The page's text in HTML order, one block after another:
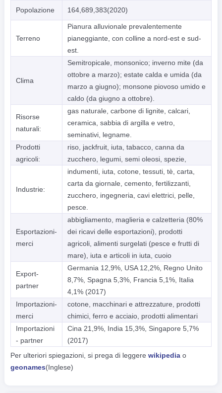
Popolazione 164,689,383(2020)
Terreno
Pianura alluvionale prevalentemente
pianeggiante, con colline a nord-est e sud-
est.
Clima
Semitropicale, monsonico; inverno mite (da
ottobre a marzo); estate calda e umida (da
marzo a giugno); monsone piovoso umido e
caldo (da giugno a ottobre).
Risorse
naturali:
gas naturale, carbone di lignite, calcari,
ceramica, sabbia di argilla e vetro,
seminativi, legname.
Prodotti
agricoli:
riso, jackfruit, iuta, tabacco, canna da
zucchero, legumi, semi oleosi, spezie,
Industrie:
indumenti, iuta, cotone, tessuti, tè, carta,
carta da giornale, cemento, fertilizzanti,
zucchero, ingegneria, cavi elettrici, pelle,
pesce.
Esportazioni-
merci
abbigliamento, maglieria e calzetteria (80%
dei ricavi delle esportazioni), prodotti
agricoli, alimenti surgelati (pesce e frutti di
mare), iuta e articoli in iuta, cuoio
Export-
partner
Germania 12,9%, USA 12,2%, Regno Unito
8,7%, Spagna 5,3%, Francia 5,1%, Italia
4,1% (2017)
Importazioni-
merci
cotone, macchinari e attrezzature, prodotti
chimici, ferro e acciaio, prodotti alimentari
Importazioni
- partner
Cina 21,9%, India 15,3%, Singapore 5,7%
(2017)
Per ulteriori spiegazioni, si prega di leggere wikipediao
geonames(Inglese)